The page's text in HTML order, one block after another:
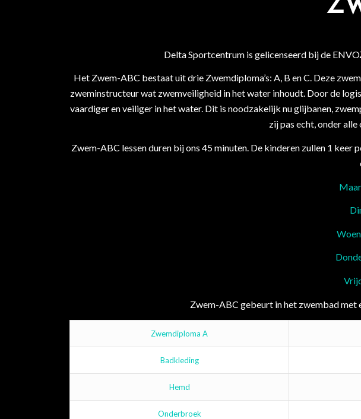
Delta Sportcentrum is gelicenseerd bij de
Het Zwem-ABC bestaat uit drie Zwemdiploma’s: A, B en C. Deze
zweminstructeur wat zwemveiligheid in het water inhoudt. Door de
vaardiger en veiliger in het water. Dit is noodzakelijk nu glijbanen,
zij pas echt, onder
Zwem-ABC lessen duren bij ons 45 minuten. De kinderen zullen 1 keer
Zwem-ABC gebeurt in het zwembad met
Zwemdiploma A
Badkleding
Hemd
Onderbroek